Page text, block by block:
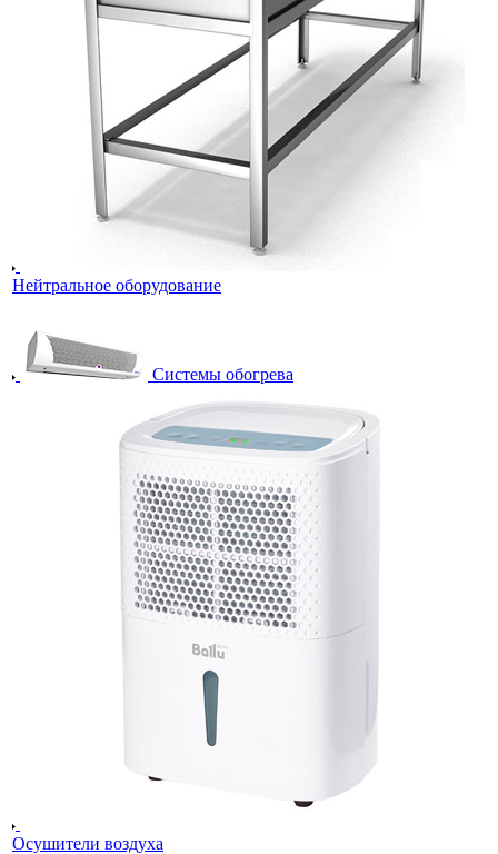
Нейтральное оборудование
Системы обогрева
Осушители воздуха